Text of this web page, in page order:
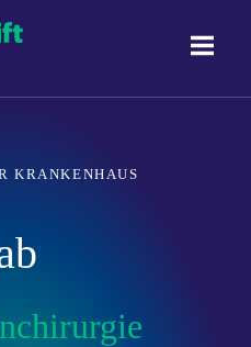
KRANKENHAUS